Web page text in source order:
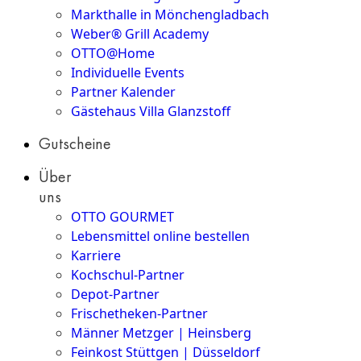
Markthalle in Mönchengladbach
Weber® Grill Academy
OTTO@Home
Individuelle Events
Partner Kalender
Gästehaus Villa Glanzstoff
Gutscheine
Über
uns
OTTO GOURMET
Lebensmittel online bestellen
Karriere
Kochschul-Partner
Depot-Partner
Frischetheken-Partner
Männer Metzger | Heinsberg
Feinkost Stüttgen | Düsseldorf